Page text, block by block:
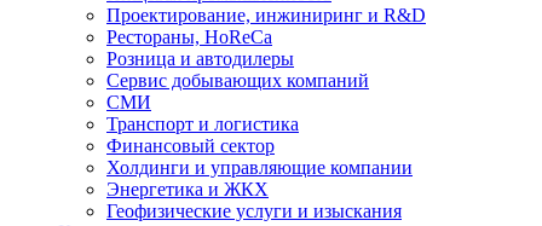
Проектирование, инжиниринг и R&D
Рестораны, HoReCa
Розница и автодилеры
Сервис добывающих компаний
СМИ
Транспорт и логистика
Финансовый сектор
Холдинги и управляющие компании
Энергетика и ЖКХ
Геофизические услуги и изыскания